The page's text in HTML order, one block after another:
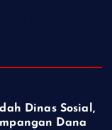
Dinas Sosial,
Dana